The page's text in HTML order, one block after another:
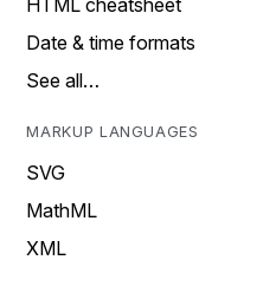
Date & time formats
See all…
MARKUP LANGUAGES
SVG
MathML
XML